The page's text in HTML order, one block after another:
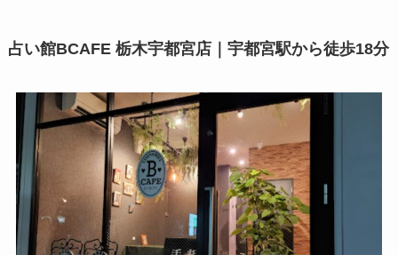
占い館BCAFE 栃木宇都宮店｜宇都宮駅から徒歩18分